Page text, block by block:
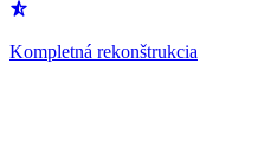
Kompletná rekonštrukcia